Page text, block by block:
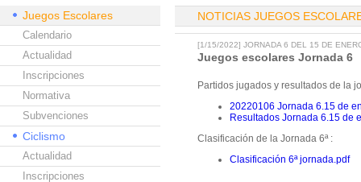
Juegos Escolares
Calendario
Actualidad
Inscripciones
Normativa
Subvenciones
Ciclismo
Actualidad
Inscripciones
NOTICIAS JUEGOS
[1/15/2022] JORNADA 6 DEL 15 DE
Juegos escolares Jornada 6
Partidos jugados y resultados de la
20220106 Jornada 6.15 de
Resultados Jornada 6.15 de
Clasificación de la Jornada 6ª :
Clasificación 6ª jornada.pdf